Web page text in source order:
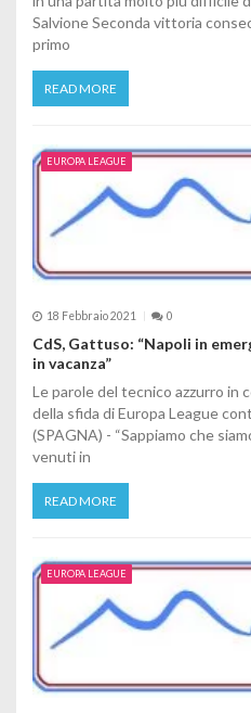
Salvione Seconda vittoria
primo
READ MORE
EUROPA LEAGUE
18 Febbraio 2021 0
CdS, Gattuso: “Napoli in
in vacanza”
Le parole del tecnico azzurro in
della sfida di Europa League
(SPAGNA) - “Sappiamo che
venuti in
READ MORE
EUROPA LEAGUE